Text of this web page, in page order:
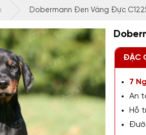
Dobermann Đen Vàng Đực
ĐẶC
7
An
Hỗ